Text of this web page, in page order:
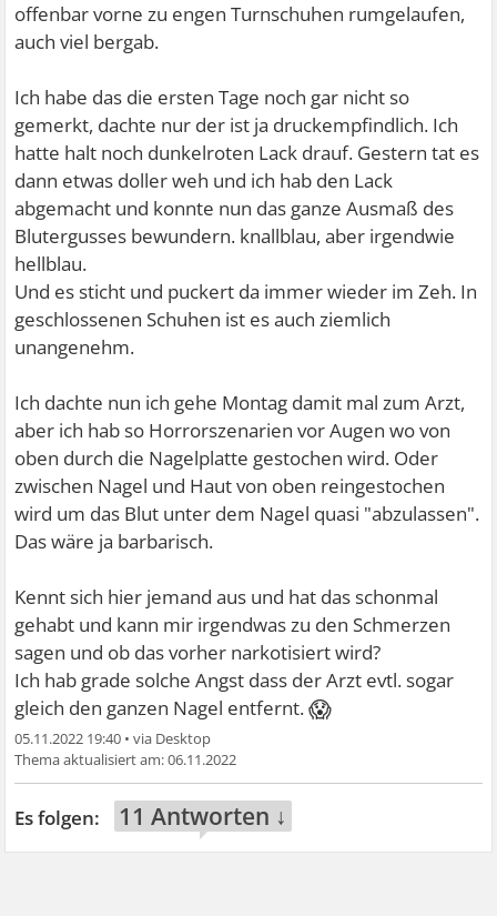
offenbar vorne zu engen Turnschuhen rumgelaufen,
auch viel bergab.
Ich habe das die ersten Tage noch gar nicht so
gemerkt, dachte nur der ist ja druckempfindlich. Ich
hatte halt noch dunkelroten Lack drauf. Gestern tat es
dann etwas doller weh und ich hab den Lack
abgemacht und konnte nun das ganze Ausmaß des
Blutergusses bewundern. knallblau, aber irgendwie
hellblau.
Und es sticht und puckert da immer wieder im Zeh. In
geschlossenen Schuhen ist es auch ziemlich
unangenehm.
Ich dachte nun ich gehe Montag damit mal zum Arzt,
aber ich hab so Horrorszenarien vor Augen wo von
oben durch die Nagelplatte gestochen wird. Oder
zwischen Nagel und Haut von oben reingestochen
wird um das Blut unter dem Nagel quasi "abzulassen".
Das wäre ja barbarisch.
Kennt sich hier jemand aus und hat das schonmal
gehabt und kann mir irgendwas zu den Schmerzen
sagen und ob das vorher narkotisiert wird?
Ich hab grade solche Angst dass der Arzt evtl. sogar
gleich den ganzen Nagel entfernt.😱
05.11.2022 19:40 •
06.11.2022
11 Antworten ↓